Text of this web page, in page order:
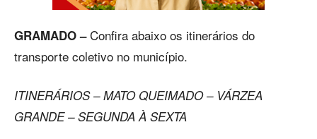
GRAMADO –Confira abaixo os itinerários do
transporte coletivo no município.
ITINERÁRIOS – MATO QUEIMADO – VÁRZEA
GRANDE – SEGUNDA À SEXTA